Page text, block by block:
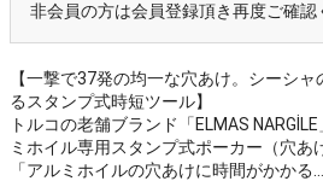
非会員の方は会員登録頂き再度ご確認
【一撃で37発の均一な穴あけ。シーシ
るスタンプ式時短ツール】
トルコの老舗ブランド「ELMAS
ミホイル専用スタンプ式ポーカー（穴あ
「アルミホイルの穴あけに時間がかか